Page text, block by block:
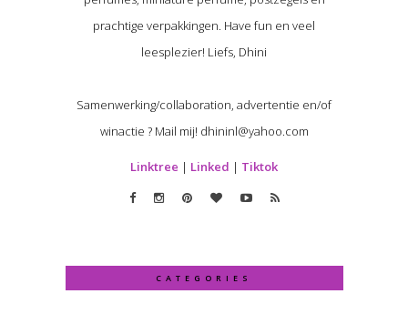
prachtige verpakkingen. Have fun en veel
leesplezier! Liefs, Dhini
Samenwerking/collaboration, advertentie en/of
winactie ? Mail mij! dhininl@yahoo.com
Linktree | Linked | Tiktok
CATEGORIES